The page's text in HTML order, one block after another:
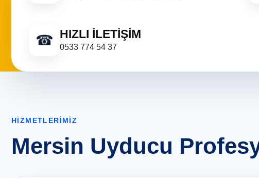
☎ HIZLI İLETIŞIM
0533 774 54 37
HIZMETLERIMIZ
Mersin Uyducu